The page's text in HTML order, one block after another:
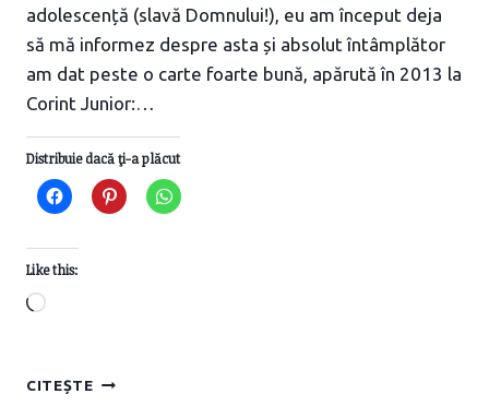
adolescență (slavă Domnului!), eu am început deja
să mă informez despre asta și absolut întâmplător
am dat peste o carte foarte bună, apărută în 2013 la
Corint Junior:…
Distribuie dacă ţi-a plăcut
Like this:
Loading…
CITEȘTEBĂIEȚII